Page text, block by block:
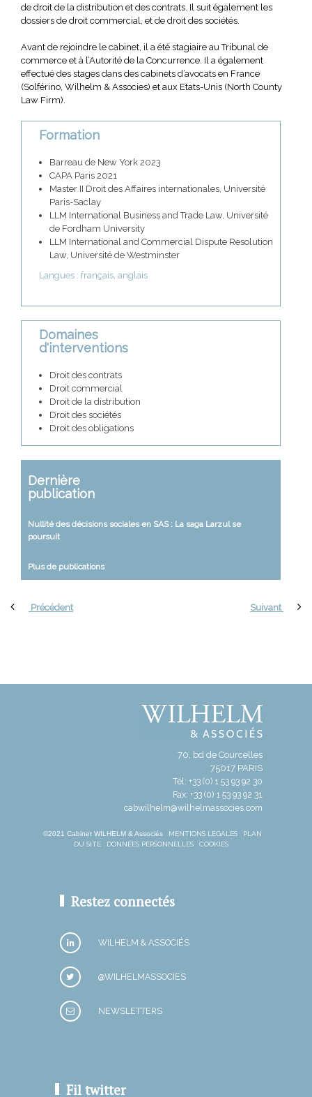
de droit de la distribution et des contrats. Il suit également les
dossiers de droit commercial, et de droit des sociétés.
Avant de rejoindre le cabinet, il a été stagiaire au Tribunal de
commerce et à l’Autorité de la Concurrence. Il a également
effectué des stages dans des cabinets d’avocats en France
(Solférino, Wilhelm & Associes) et aux Etats-Unis (North County
Law Firm).
Formation
Barreau de New York 2023
CAPA Paris 2021
Master II Droit des Affaires internationales, Université
Paris-Saclay
LLM International Business and Trade Law, Université
de Fordham University
LLM International and Commercial Dispute Resolution
Law, Université de Westminster
Langues : français, anglais
Domaines
d'interventions
Droit des contrats
Droit commercial
Droit de la distribution
Droit des sociétés
Droit des obligations
Dernière
publication
Nullité des décisions sociales en SAS : La saga Larzul se
poursuit
Plus de publications
Précédent Suivant
70, bd de Courcelles
75017 PARIS
Tél: +33 (0) 1 53 93 92 30
Fax: +33 (0) 1 53 93 92 31
cabwilhelm@wilhelmassocies.com
©2021 Cabinet WILHELM & Associés MENTIONS LÉGALES
PLAN
DU SITE
DONNÉES PERSONNELLES COOKIES
Restez connectés
WILHELM & ASSOCIÉS
@WILHELMASSOCIES
NEWSLETTERS
Fil twitter